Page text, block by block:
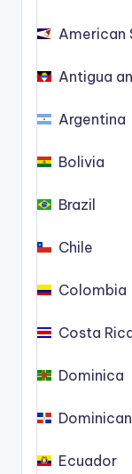
American
Antigua
Argentina
Bolivia
Brazil
Chile
Colombia
Costa
Dominica
Ecuador